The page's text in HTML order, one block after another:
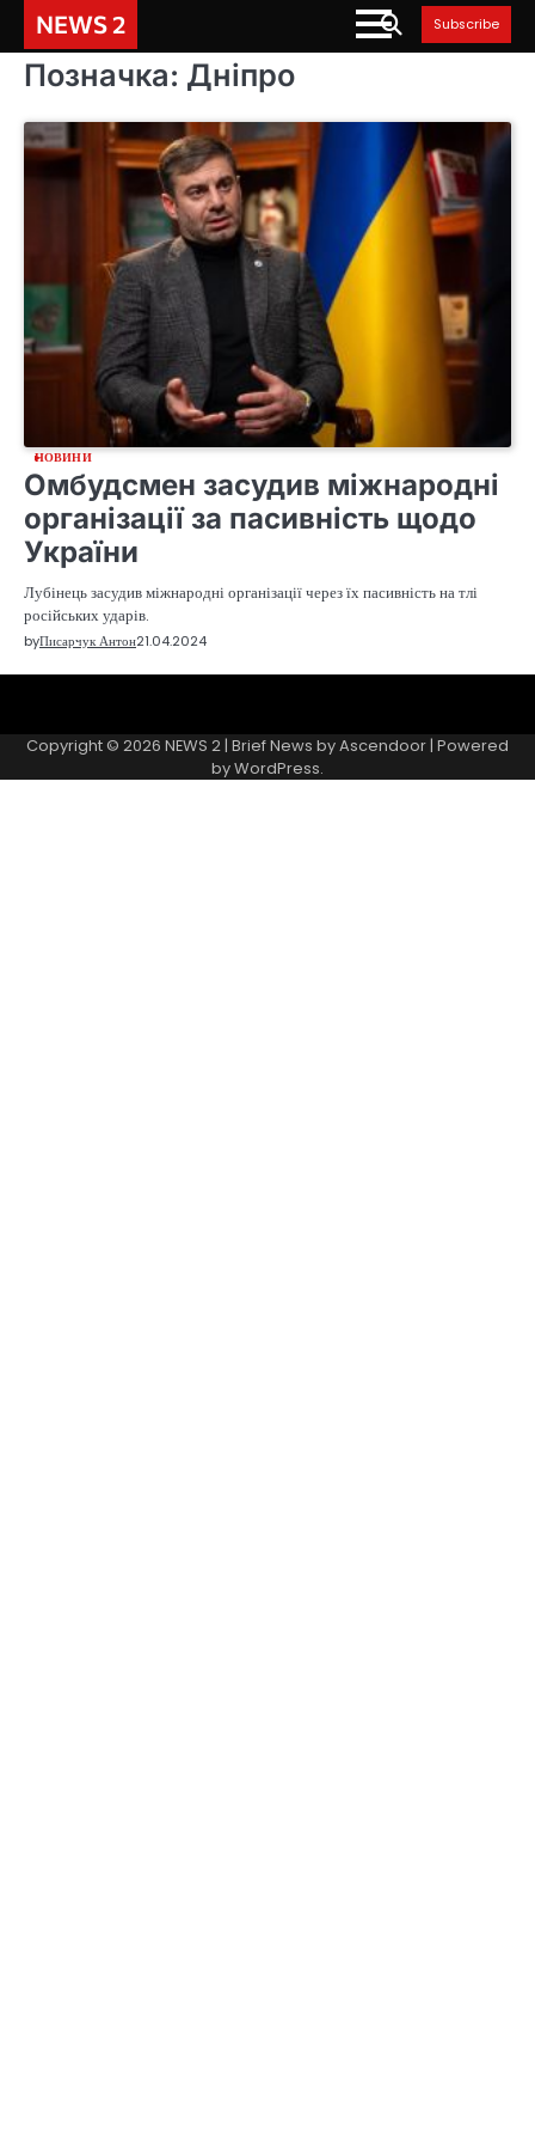
content
NEWS 2 Subscribe
Позначка: Дніпро
НОВИНИ
Омбудсмен засудив міжнародні
організації за пасивність щодо
України
Лубінець засудив міжнародні організації через їх пасивність на тлі
російських ударів.
byПисарчук Антон21.04.2024
Page
Copyright © 2026 NEWS 2| Brief News byAscendoor| Powered
byWordPress.